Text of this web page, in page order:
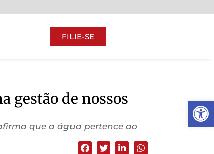
Abrir
FILIE-SE
gestão de nossos
que a água pertence ao